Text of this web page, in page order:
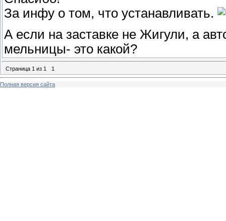
За инфу о том, что устанавливать.
А если на заставке не Жигули, а
мельницы- это какой?
Страница 1 из 1 1
Полная версия сайта